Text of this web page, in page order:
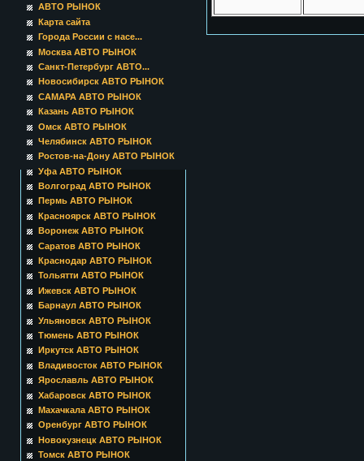
АВТО РЫНОК
Карта сайта
Города России с насе...
Москва АВТО РЫНОК
Санкт-Петербург АВТО...
Новосибирск АВТО РЫНОК
САМАРА АВТО РЫНОК
Казань АВТО РЫНОК
Омск АВТО РЫНОК
Челябинск АВТО РЫНОК
Ростов-на-Дону АВТО РЫНОК
Уфа АВТО РЫНОК
Волгоград АВТО РЫНОК
Пермь АВТО РЫНОК
Красноярск АВТО РЫНОК
Воронеж АВТО РЫНОК
Саратов АВТО РЫНОК
Краснодар АВТО РЫНОК
Тольятти АВТО РЫНОК
Ижевск АВТО РЫНОК
Барнаул АВТО РЫНОК
Ульяновск АВТО РЫНОК
Тюмень АВТО РЫНОК
Иркутск АВТО РЫНОК
Владивосток АВТО РЫНОК
Ярославль АВТО РЫНОК
Хабаровск АВТО РЫНОК
Махачкала АВТО РЫНОК
Оренбург АВТО РЫНОК
Новокузнецк АВТО РЫНОК
Томск АВТО РЫНОК